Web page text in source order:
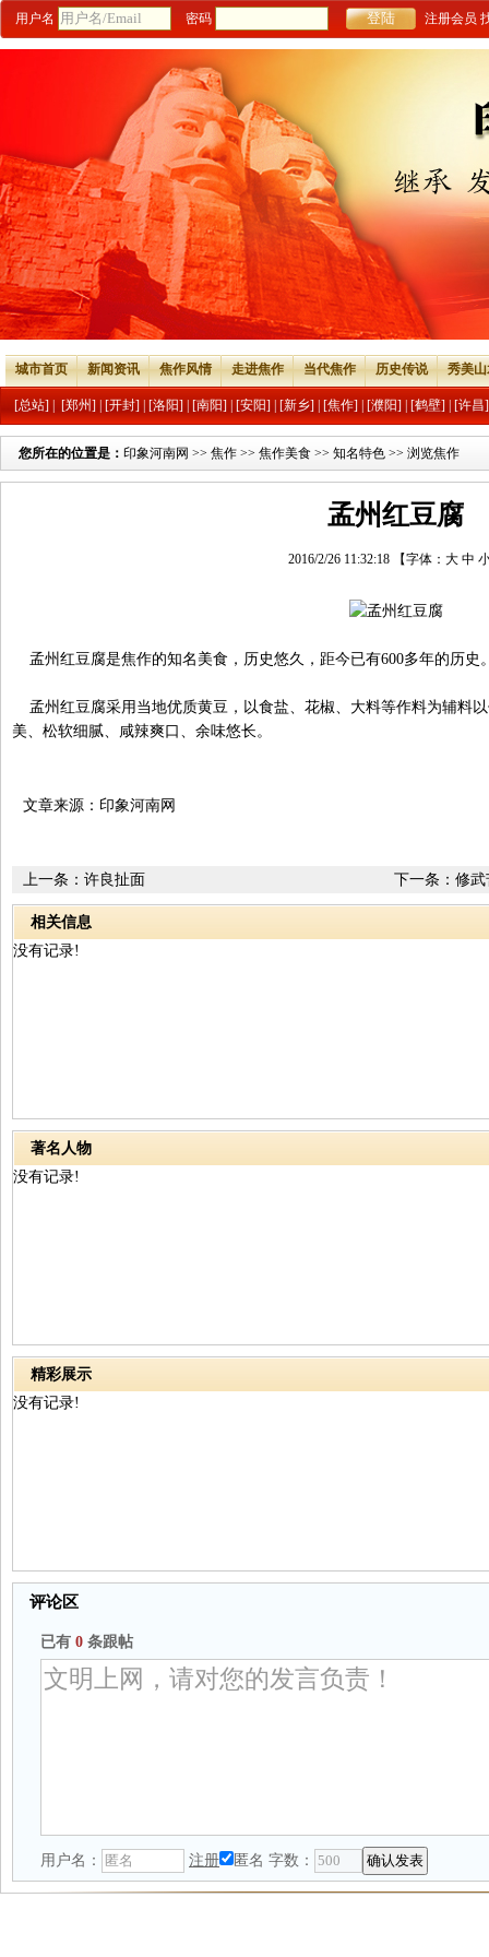
用户名 密码 注册会员
城市首页 新闻资讯 焦作风情 走进焦作 当代焦作 历史传说 秀美
[总站] [郑州] [开封] [洛阳] [南阳] [安阳] [新乡] [焦作] [濮阳] [鹤壁] [许昌]
您所在的位置是： 印象河南网 >> 焦作 >> 焦作美食 >> 知名特色 >> 浏览焦作
孟州红豆腐
2016/2/26 11:32:18 【字体： 大 中
孟州红豆腐是焦作的知名美食，历史悠久，距今已有600多年的历史
孟州红豆腐采用当地优质黄豆，以食盐、花椒、大料等作料为辅料
美、松软细腻、咸辣爽口、余味悠长。
文章来源：印象河南网
下一条： 修武
上一条： 许良扯面
相关信息
没有记录!
著名人物
没有记录!
精彩展示
没有记录!
评论区
已有 0 条跟帖
用户名： 注册 匿名 字数：